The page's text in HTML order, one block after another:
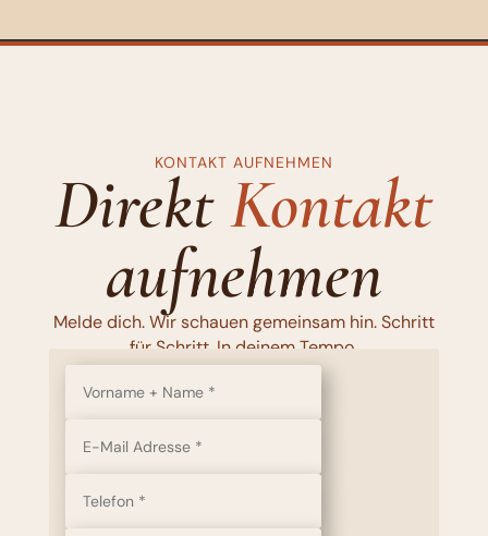
KONTAKT AUFNEHMEN
DirektKontakt
aufnehmen
Melde dich. Wir schauen gemeinsam hin. Schritt
für Schritt. In deinem Tempo.